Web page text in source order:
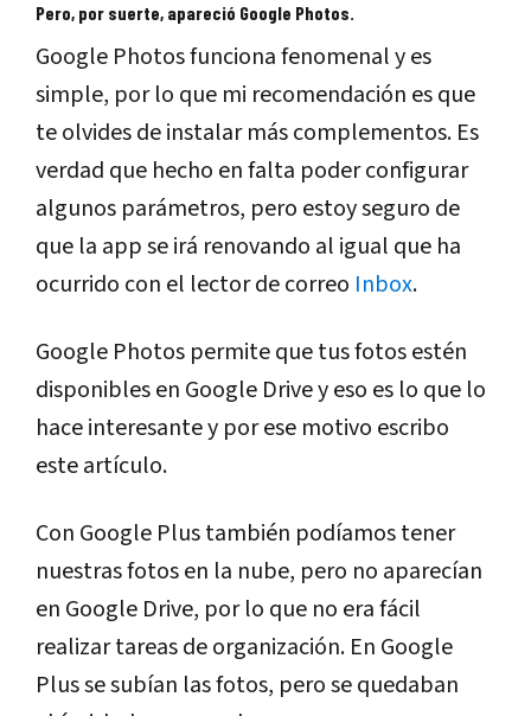
Pero, por suerte, apareció Google Photos.
Google Photos funciona fenomenal y es
simple, por lo que mi recomendación es que
te olvides de instalar más complementos. Es
verdad que hecho en falta poder configurar
algunos parámetros, pero estoy seguro de
que la app se irá renovando al igual que ha
ocurrido con el lector de correo Inbox.
Google Photos permite que tus fotos estén
disponibles en Google Drive y eso es lo que lo
hace interesante y por ese motivo escribo
este artículo.
Con Google Plus también podíamos tener
nuestras fotos en la nube, pero no aparecían
en Google Drive, por lo que no era fácil
realizar tareas de organización. En Google
Plus se subían las fotos, pero se quedaban